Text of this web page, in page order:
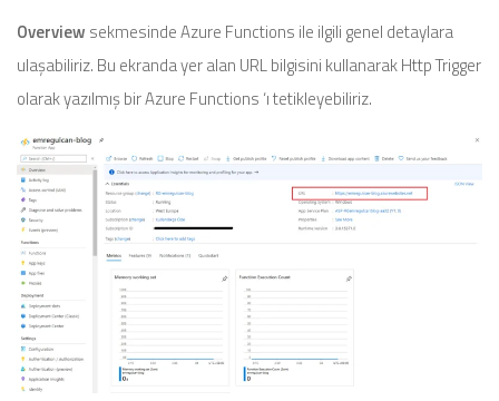
Overview sekmesinde Azure Functions ile ilgili genel detaylara
ulaşabiliriz. Bu ekranda yer alan URL bilgisini kullanarak Http Trigger
olarak yazılmış bir Azure Functions ‘ı tetikleyebiliriz.